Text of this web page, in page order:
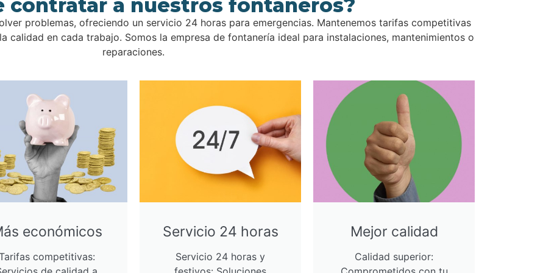
contratar a nuestros fontaneros?
problemas, ofreciendo un servicio 24 horas para emergencias. Mantenemos tarifas competitivas
calidad en cada trabajo. Somos la empresa de fontanería ideal para instalaciones, mantenimientos o
reparaciones.
económicos
competitivas:
Servicio 24 horas
Servicio 24 horas y
Mejor calidad
Calidad superior: